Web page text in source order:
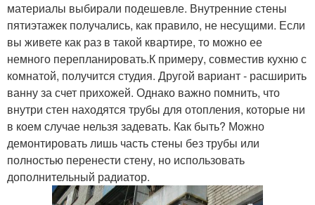
материалы выбирали подешевле. Внутренние стены
пятиэтажек получались, как правило, не несущими. Если
вы живете как раз в такой квартире, то можно ее
немного перепланировать.К примеру, совместив кухню с
комнатой, получится студия. Другой вариант - расширить
ванну за счет прихожей. Однако важно помнить, что
внутри стен находятся трубы для отопления, которые ни
в коем случае нельзя задевать. Как быть? Можно
демонтировать лишь часть стены без трубы или
полностью перенести стену, но использовать
дополнительный радиатор.